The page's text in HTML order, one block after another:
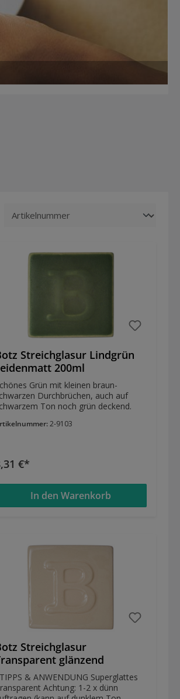
Streichglasur Lindgrün
200ml
Grün mit kleinen braun-
Durchbrüchen, auch auf
Ton noch grün deckend.
2-9103
€*
In den Warenkorb
Streichglasur
glänzend
TIPPS & ANWENDUNG Superglattes
Achtung: 1-2 x dünn